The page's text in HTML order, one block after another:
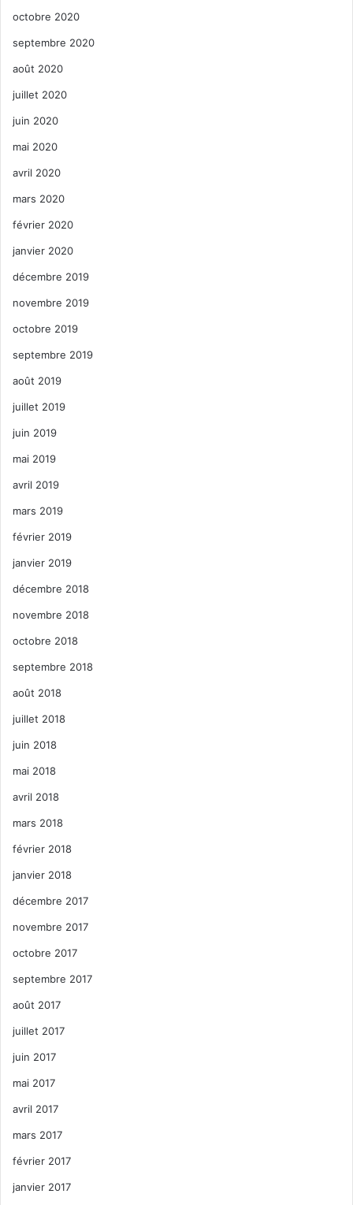
octobre 2020
septembre 2020
août 2020
juillet 2020
juin 2020
mai 2020
avril 2020
mars 2020
février 2020
janvier 2020
décembre 2019
novembre 2019
octobre 2019
septembre 2019
août 2019
juillet 2019
juin 2019
mai 2019
avril 2019
mars 2019
février 2019
janvier 2019
décembre 2018
novembre 2018
octobre 2018
septembre 2018
août 2018
juillet 2018
juin 2018
mai 2018
avril 2018
mars 2018
février 2018
janvier 2018
décembre 2017
novembre 2017
octobre 2017
septembre 2017
août 2017
juillet 2017
juin 2017
mai 2017
avril 2017
mars 2017
février 2017
janvier 2017